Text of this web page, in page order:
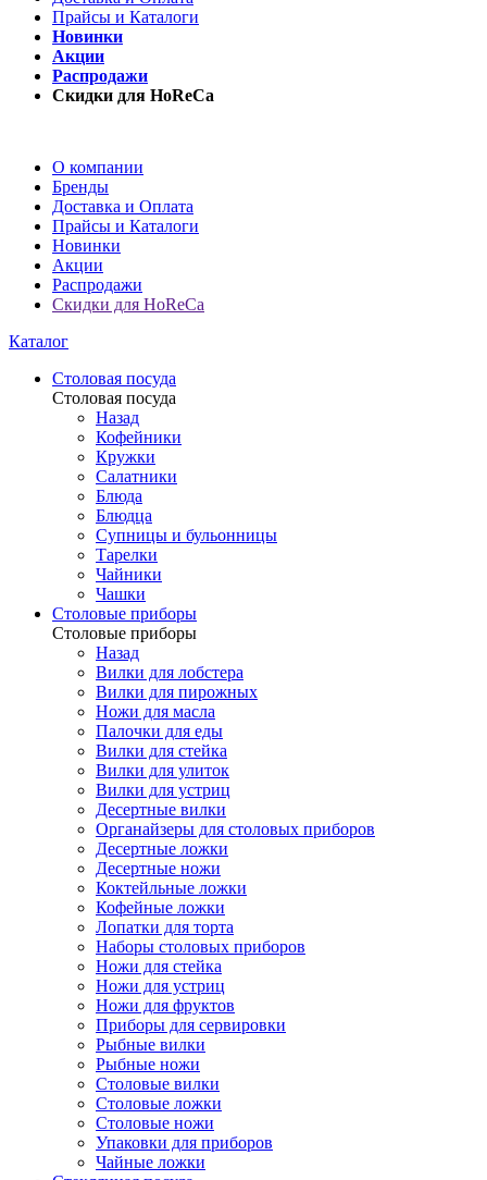
Прайсы и Каталоги
Новинки
Акции
Распродажи
Скидки для HoReCa
О компании
Бренды
Доставка и Оплата
Прайсы и Каталоги
Новинки
Акции
Распродажи
Скидки для HoReCa
Каталог
Столовая посуда
Столовая посуда
Назад
Кофейники
Кружки
Салатники
Блюда
Блюдца
Супницы и бульонницы
Тарелки
Чайники
Чашки
Cтоловые приборы
Cтоловые приборы
Назад
Вилки для лобстера
Вилки для пирожных
Ножи для масла
Палочки для еды
Вилки для стейка
Вилки для улиток
Вилки для устриц
Десертные вилки
Органайзеры для столовых приборов
Десертные ложки
Десертные ножи
Коктейльные ложки
Кофейные ложки
Лопатки для торта
Наборы столовых приборов
Ножи для стейка
Ножи для устриц
Ножи для фруктов
Приборы для сервировки
Рыбные вилки
Рыбные ножи
Столовые вилки
Столовые ложки
Столовые ножи
Упаковки для приборов
Чайные ложки